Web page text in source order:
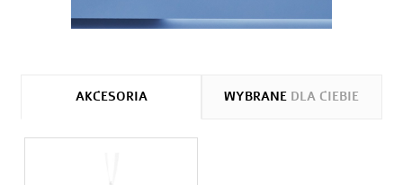
AKCESORIA WYBRANE DLA CIEBIE